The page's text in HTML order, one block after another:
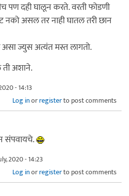
पण दही घालून करते. वरती फोडणी
नको असल तर नाही घातल तरी छान
ज्युस अत्यंत मस्त लागतो.
अशाने.
- 14:13
Log inorregisterto post comments
संपवायचे.
2020 - 14:23
Log inorregisterto post comments